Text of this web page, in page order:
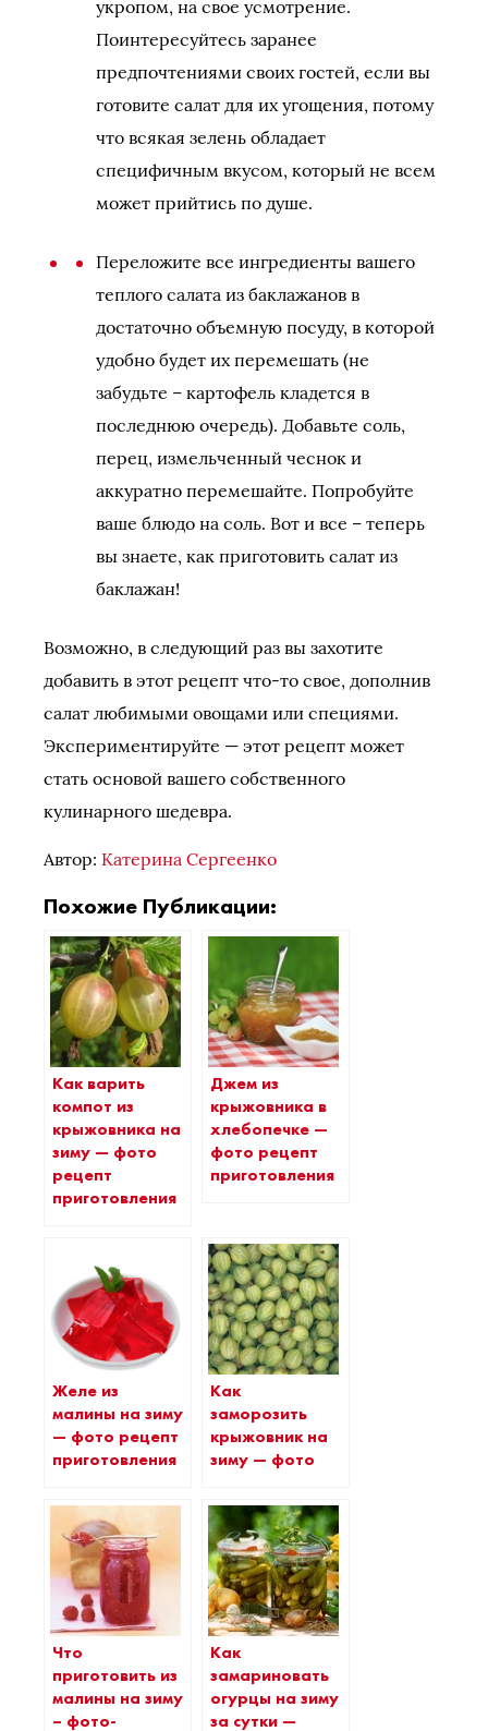
укропом, на свое усмотрение.
Поинтересуйтесь заранее
предпочтениями своих гостей, если вы
готовите салат для их угощения, потому
что всякая зелень обладает
специфичным вкусом, который не всем
может прийтись по душе.
Переложите все ингредиенты вашего
теплого салата из баклажанов в
достаточно объемную посуду, в которой
удобно будет их перемешать (не
забудьте – картофель кладется в
последнюю очередь). Добавьте соль,
перец, измельченный чеснок и
аккуратно перемешайте. Попробуйте
ваше блюдо на соль. Вот и все – теперь
вы знаете, как приготовить салат из
баклажан!
Возможно, в следующий раз вы захотите
добавить в этот рецепт что-то свое, дополнив
салат любимыми овощами или специями.
Экспериментируйте — этот рецепт может
стать основой вашего собственного
кулинарного шедевра.
Автор: Катерина Сергеенко
Похожие Публикации:
Как варить
компот из
крыжовника на
зиму — фото
рецепт
приготовления
Джем из
крыжовника в
хлебопечке —
фото рецепт
приготовления
Желе из
малины на зиму
— фото рецепт
приготовления
Как
заморозить
крыжовник на
зиму — фото
Что
приготовить из
малины на зиму
– фото-
Как
замариновать
огурцы на зиму
за сутки —